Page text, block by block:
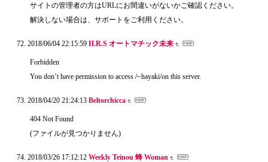
サイトの管理者の方はURLにお間違いがないかご確認ください。
解決しない場合は、サポートをご利用ください。
2018/06/04 22:15:59 H.R.S オートマチック未来
Forbidden
You don’t have permission to access /~hayaki/on this server.
2018/04/20 21:24:13 Beltorchicca
404 Not Found
(ファイルが見つかりません)
2018/03/26 17:12:12 Weekly Teinou 蜂 Woman